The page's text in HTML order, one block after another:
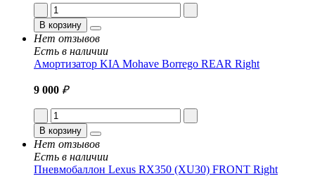
В корзину
Нет отзывов
Есть в наличии
Амортизатор KIA Mohave Borrego REAR Right
9 000 ₽
В корзину
Нет отзывов
Есть в наличии
Пневмобаллон Lexus RX350 (XU30) FRONT Right